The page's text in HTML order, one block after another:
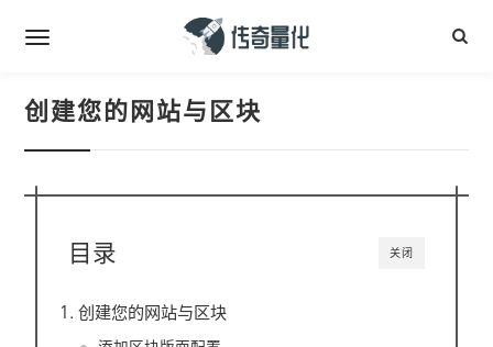
创建您的网站与区块
关闭
目录
创建您的网站与区块